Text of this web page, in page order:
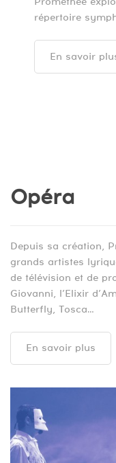
Prométhée
répertoire
En savoir
Opéra
Depuis sa création,
grands artistes
de télévision et de
Giovanni, l’Elixir
Butterfly, Tosca…
En savoir plus